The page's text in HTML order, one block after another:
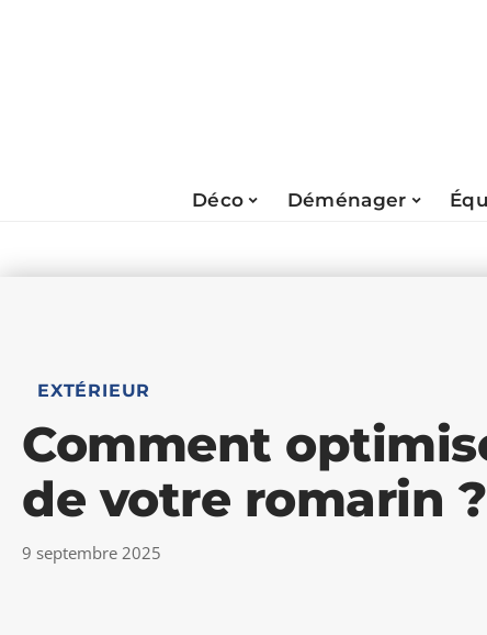
Déco Déménager
EXTÉRIEUR
Comment
de votre romarin ?
9 septembre 2025